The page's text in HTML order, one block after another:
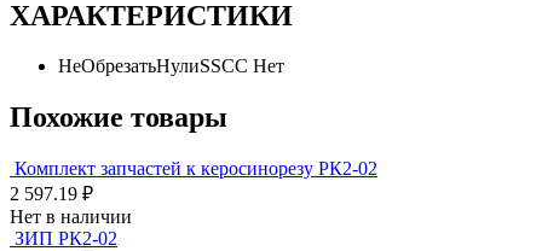
ХАРАКТЕРИСТИКИ
НеОбрезатьНулиSSCC Нет
Похожие товары
Комплект запчастей к керосинорезу РК2-02
2 597.19 ₽
Нет в наличии
ЗИП РК2-02